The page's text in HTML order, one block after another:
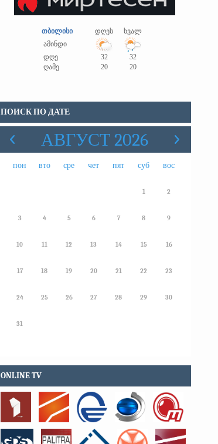
თბილისი დღეს
ხვალ
ამინდი
დღე
32
32
ღამე
20 20
ПОИСК ПО ДАТЕ
АВГУСТ 2026
пон вто сре чет пят суб вос
1 2
3 4 5 6 7 8 9
10 11 12 13 14 15 16
17 18 19 20 21 22 23
24 25 26 27 28 29 30
31
ONLINE TV